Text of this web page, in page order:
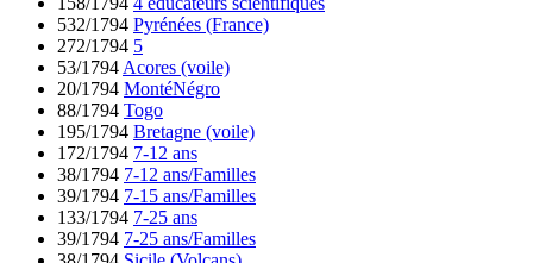
532/1794 Pyrénées (France)
272/1794 5
53/1794 Acores (voile)
20/1794 MontéNégro
88/1794 Togo
195/1794 Bretagne (voile)
172/1794 7-12 ans
38/1794 7-12 ans/Familles
39/1794 7-15 ans/Familles
133/1794 7-25 ans
39/1794 7-25 ans/Familles